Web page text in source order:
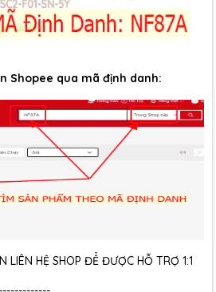
Shopee qua mã định danh:
LIÊN HỆ SHOP ĐỂ ĐƯỢC HỖ TRỢ 1:1